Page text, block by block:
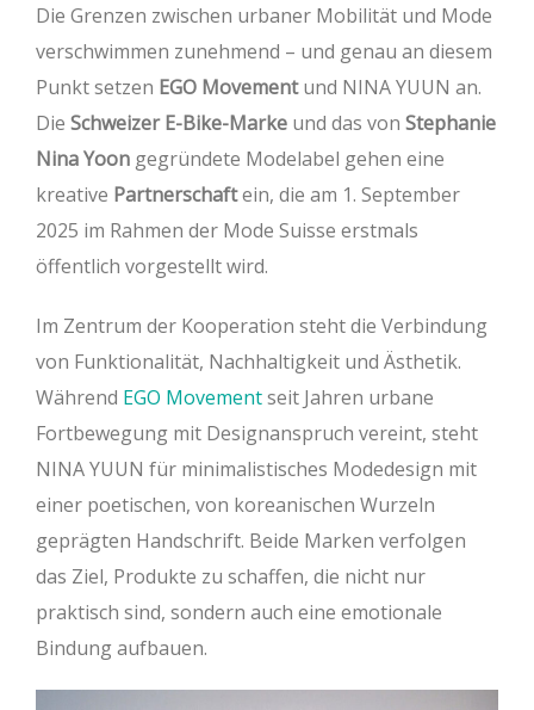
Die Grenzen zwischen urbaner Mobilität und Mode
verschwimmen zunehmend – und genau an diesem
Punkt setzen EGO Movementund NINA YUUN an.
Die Schweizer E-Bike-Marke und das von Stephanie
Nina Yoon gegründete Modelabel gehen eine
kreative Partnerschaftein, die am 1. September
2025 im Rahmen der Mode Suisse erstmals
öffentlich vorgestellt wird.
Im Zentrum der Kooperation steht die Verbindung
von Funktionalität, Nachhaltigkeit und Ästhetik.
Während EGO Movementseit Jahren urbane
Fortbewegung mit Designanspruch vereint, steht
NINA YUUN für minimalistisches Modedesign mit
einer poetischen, von koreanischen Wurzeln
geprägten Handschrift. Beide Marken verfolgen
das Ziel, Produkte zu schaffen, die nicht nur
praktisch sind, sondern auch eine emotionale
Bindung aufbauen.